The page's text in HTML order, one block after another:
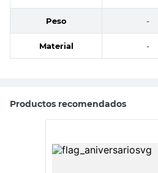
Peso -
Material -
Productos recomendados